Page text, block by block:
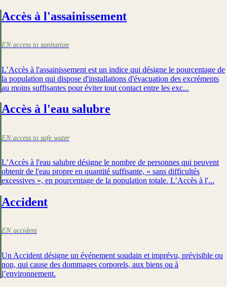
Accès à l'assainissement
EN:access to sanitation
L’Accès à l'assainissement est un indice qui désigne le pourcentage de
la population qui dispose d'installations d'évacuation des excréments
au moins suffisantes pour éviter tout contact entre les exc...
Accès à l'eau salubre
EN:access to safe water
L’Accès à l'eau salubre désigne le nombre de personnes qui peuvent
obtenir de l'eau propre en quantité suffisante, « sans difficultés
excessives », en pourcentage de la population totale. L’Accès à l'...
Accident
EN:accident
Un Accident désigne un événement soudain et imprévu, prévisible ou
non, qui cause des dommages corporels, aux biens ou à
l’environnement.